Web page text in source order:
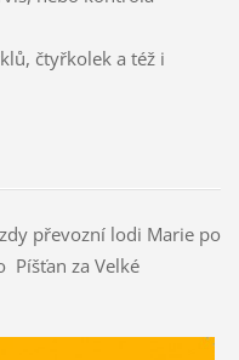
čtyřkolek a též i
převozní lodi Marie po
Píšťan za Velké